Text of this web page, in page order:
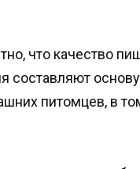
что качество
составляют
питомцев, в